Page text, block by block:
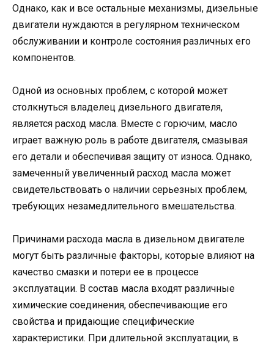
Однако, как и все остальные механизмы, дизельные
двигатели нуждаются в регулярном техническом
обслуживании и контроле состояния различных его
компонентов.
Одной из основных проблем, с которой может
столкнуться владелец дизельного двигателя,
является расход масла. Вместе с горючим, масло
играет важную роль в работе двигателя, смазывая
его детали и обеспечивая защиту от износа. Однако,
замеченный увеличенный расход масла может
свидетельствовать о наличии серьезных проблем,
требующих незамедлительного вмешательства.
Причинами расхода масла в дизельном двигателе
могут быть различные факторы, которые влияют на
качество смазки и потери ее в процессе
эксплуатации. В состав масла входят различные
химические соединения, обеспечивающие его
свойства и придающие специфические
характеристики. При длительной эксплуатации, в